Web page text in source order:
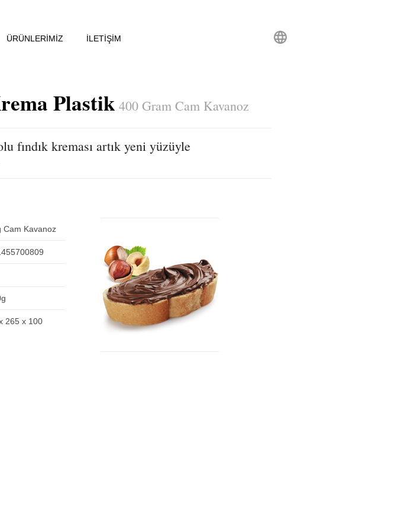
ÜRÜNLERİMİZ İLETİŞİM
Plastik 400 Gram Cam Kavanoz
fındık kreması artık yeni yüzüyle
Cam Kavanoz
265 x 100